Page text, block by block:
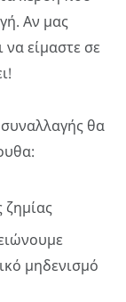
Αν μας
είμαστε σε
θα
ζημίας
μηδενισμό